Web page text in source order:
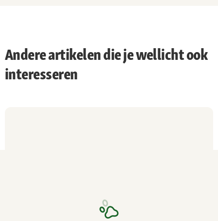
Andere artikelen die je wellicht ook
interesseren